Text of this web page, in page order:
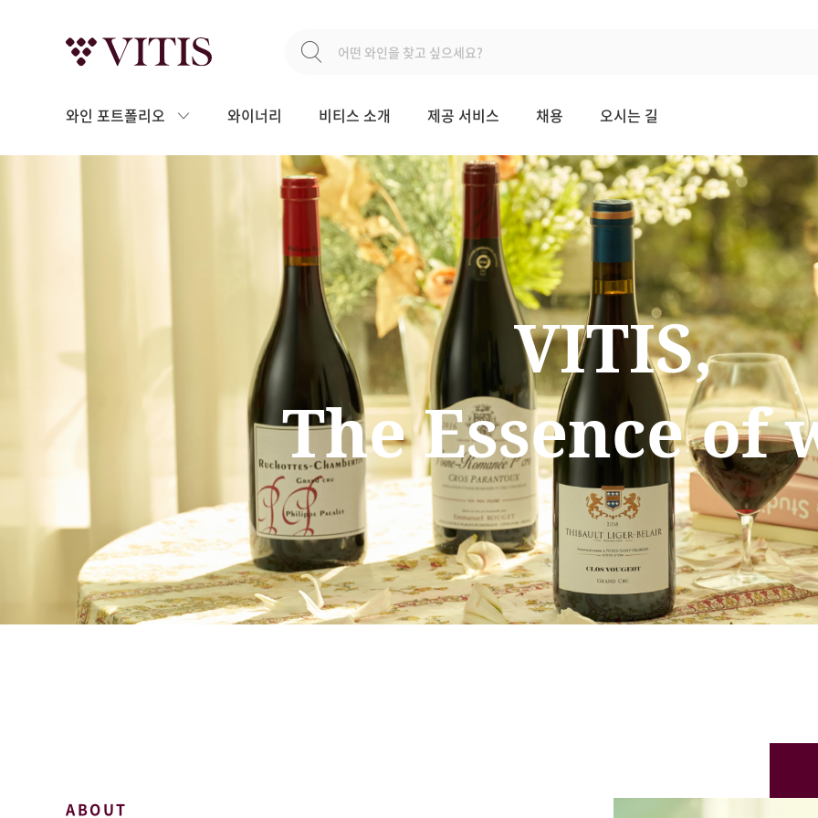
와인 포트폴리오 와이너리 비티스 소개 제공 서비스 채용 오시는 길
VITIS,
The Essence of
ABOUT